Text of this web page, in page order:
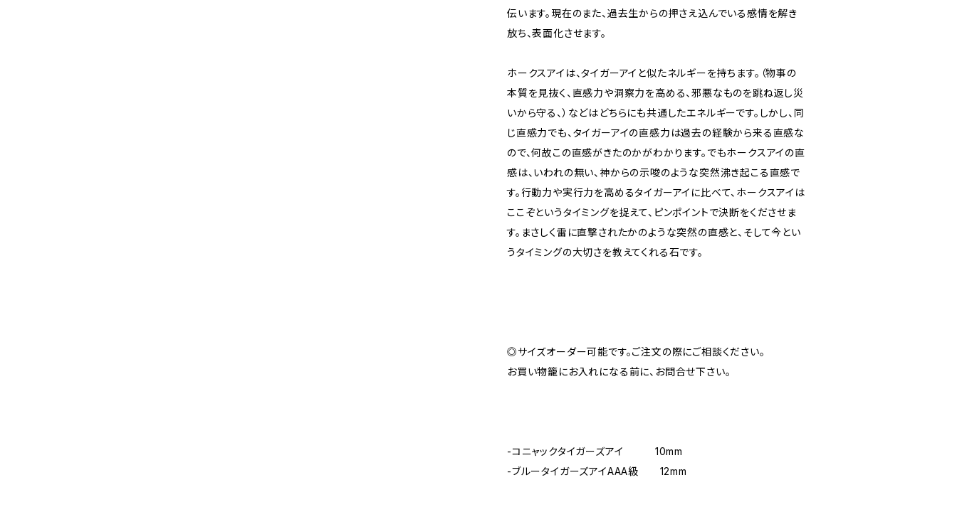
伝います。現在のまた、過去生からの押さえ込んでいる感情を解き
放ち、表面化させます。
ホークスアイは、タイガーアイと似たネルギーを持ちます。（物事の
本質を見抜く、直感力や洞察力を高める、邪悪なものを跳ね返し災
いから守る、）などはどちらにも共通したエネルギーです。しかし、同
じ直感力でも、タイガーアイの直感力は過去の経験から来る直感な
ので、何故この直感がきたのかがわかります。でもホークスアイの直
感は、いわれの無い、神からの示唆のような突然沸き起こる直感で
す。行動力や実行力を高めるタイガーアイに比べて、ホークスアイは
ここぞというタイミングを捉えて、ピンポイントで決断をくださせま
す。まさしく雷に直撃されたかのような突然の直感と、そして今とい
うタイミングの大切さを教えてくれる石です。
◎サイズオーダー可能です。ご注文の際にご相談ください。
お買い物籠にお入れになる前に、お問合せ下さい。
-コニャックタイガーズアイ 10mm
-ブルータイガーズアイAAA級 12mm